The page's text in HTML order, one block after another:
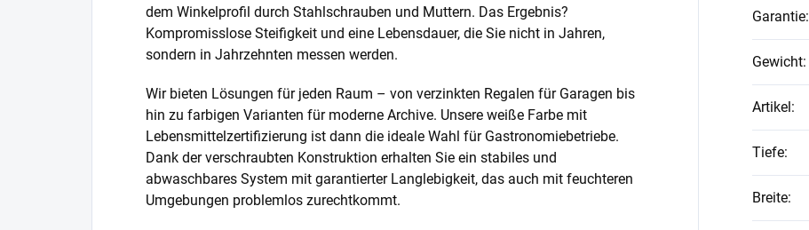
dem Winkelprofil durch Stahlschrauben und Muttern. Das Ergebnis?
Kompromisslose Steifigkeit und eine Lebensdauer, die Sie nicht in Jahren,
sondern in Jahrzehnten messen werden.
Wir bieten Lösungen für jeden Raum – von verzinkten Regalen für Garagen bis
hin zu farbigen Varianten für moderne Archive. Unsere weiße Farbe mit
Lebensmittelzertifizierung ist dann die ideale Wahl für Gastronomiebetriebe.
Dank der verschraubten Konstruktion erhalten Sie ein stabiles und
abwaschbares System mit garantierter Langlebigkeit, das auch mit feuchteren
Umgebungen problemlos zurechtkommt.
Garantie:
Gewicht:
Artikel:
Tiefe:
Breite: